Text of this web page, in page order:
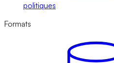
politiques
Formats